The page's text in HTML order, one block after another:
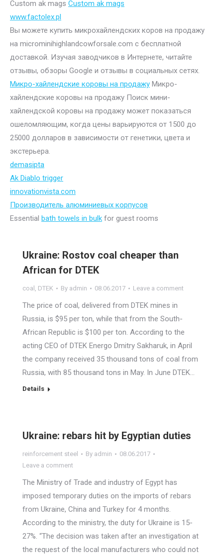
Custom ak mags Custom ak mags
www.factolex.pl
Вы можете купить микрохайлендских коров на продажу
на microminihighlandcowforsale.com с бесплатной
доставкой. Изучая заводчиков в Интернете, читайте
отзывы, обзоры Google и отзывы в социальных сетях.
Микро-хайлендские коровы на продажу Микро-
хайлендские коровы на продажу Поиск мини-
хайлендской коровы на продажу может показаться
ошеломляющим, когда цены варьируются от 1500 до
25000 долларов в зависимости от генетики, цвета и
экстерьера.
demasipta
Ak Diablo trigger
innovationvista.com
Производитель алюминиевых корпусов
Essential bath towels in bulk for guest rooms
Ukraine: Rostov coal cheaper than
African for DTEK
coal , DTEK By admin 08.06.2017 Leave a comment
The price of coal, delivered from DTEK mines in
Russia, is $95 per ton, while that from the South-
African Republic is $100 per ton. According to the
acting CEO of DTEK Energo Dmitry Sakharuk, in April
the company received 35 thousand tons of coal from
Russia, with 85 thousand tons in May. In June DTEK…
Details
Ukraine: rebars hit by Egyptian duties
reinforcement steel By admin
08.06.2017
Leave a comment
The Ministry of Trade and industry of Egypt has
imposed temporary duties on the imports of rebars
from Ukraine, China and Turkey for 4 months.
According to the ministry, the duty for Ukraine is 15-
27%. “The decision was taken after an investigation at
the request of the local manufacturers who could not